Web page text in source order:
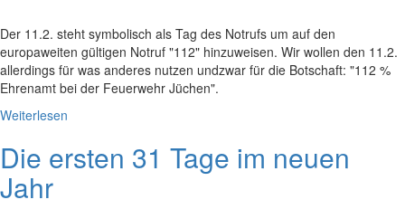
Der 11.2. steht symbolisch als Tag des Notrufs um auf den
europaweiten gültigen Notruf "112" hinzuweisen. Wir wollen den 11.2.
allerdings für was anderes nutzen undzwar für die Botschaft: "112 %
Ehrenamt bei der Feuerwehr Jüchen".
Weiterlesen
Die ersten 31 Tage im neuen
Jahr